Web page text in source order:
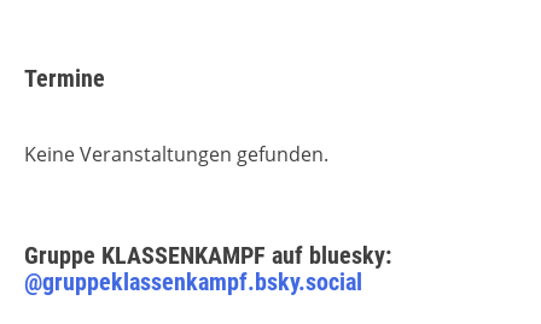
Termine
Keine Veranstaltungen gefunden.
Gruppe KLASSENKAMPF auf bluesky:
@gruppeklassenkampf.bsky.social